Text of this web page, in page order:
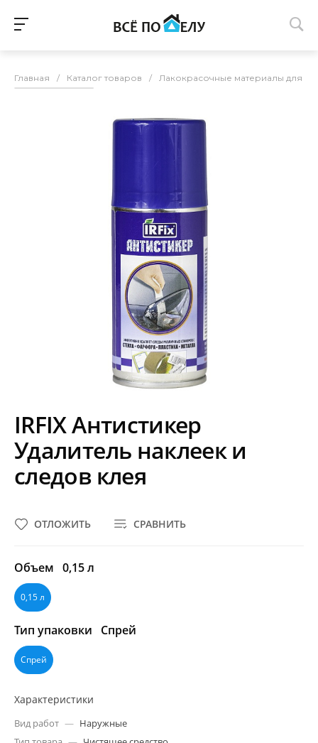
Главная / Каталог товаров / Лакокрасочные материалы для
IRFIX Антистикер
Удалитель наклеек и
следов клея
СРАВНИТЬ
ОТЛОЖИТЬ
Объем 0,15 л
0,15 л
Тип упаковки Спрей
Спрей
Характеристики
Вид работ — Наружные